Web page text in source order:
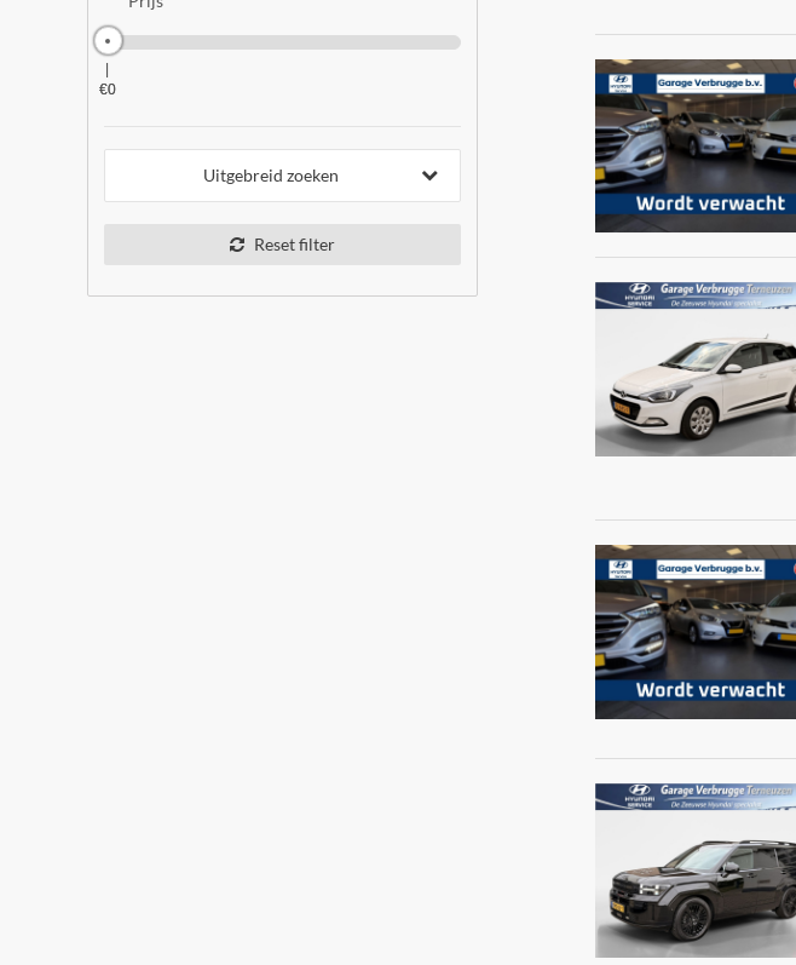
€0
€0
Uitgebreid zoeken
Reset filter